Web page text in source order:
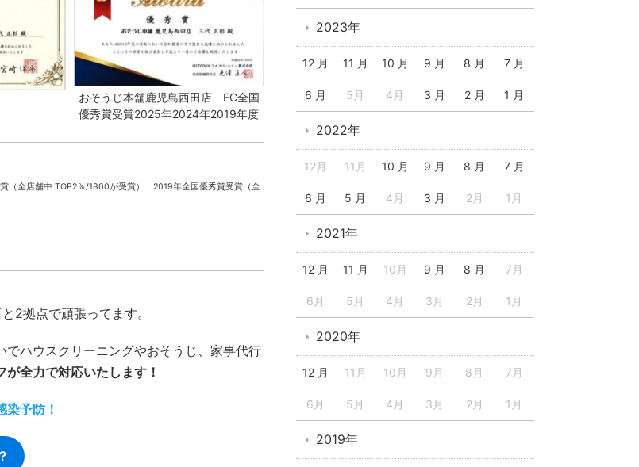
おそうじ本舗鹿児島西田店 FC全国
優秀賞受賞2025年2024年2019年度
（全店舗中 TOP2％/1800が受賞） 2019年全国優秀賞受賞（全
2拠点で頑張ってます。
でハウスクリーニングやおそうじ、家事代行
が全力で対応いたします！
予防！
2023年
12 月 11 月 10 月 9 月 8 月 7 月
6 月 5月 4月 3 月 2 月 1 月
2022年
12月 11月 10 月 9 月 8 月 7 月
6 月 5 月 4月 3 月 2月 1月
2021年
12 月 11 月 10月 9 月 8 月 7月
6月 5月 4月 3月 2月 1月
2020年
12 月 11月 10月 9月 8月 7月
6月 5月 4月 3月 2月 1月
2019年